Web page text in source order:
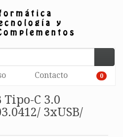
Contacto 0
Tipo-C 3.0
3xUSB/